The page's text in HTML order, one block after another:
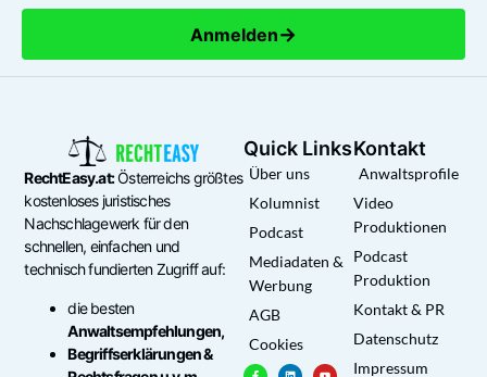
Anmelden→
RechtEasy.at:Österreichs größtes
kostenloses juristisches
Nachschlagewerk für den
schnellen, einfachen und
technisch fundierten Zugriff auf:
die besten
Anwaltsempfehlungen,
Begriffserklärungen &
Quick Links
Über uns
Kolumnist
Podcast
Mediadaten &
Werbung
AGB
Cookies
Kontakt
Anwaltsprofile
Video
Produktionen
Podcast
Produktion
Kontakt & PR
Datenschutz
Impressum